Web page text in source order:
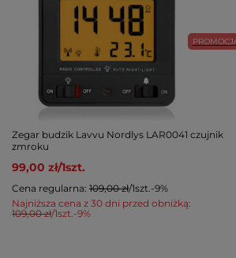
Zegar budzik Lavvu Nordlys LAR0041 czujnik
zmroku
99,00 zł/1szt.
Najniższa cena z 30 dni przed obniżką:
109,00 zł/1szt.-9%
Cena regularna: 109,00 zł/1szt.-9%